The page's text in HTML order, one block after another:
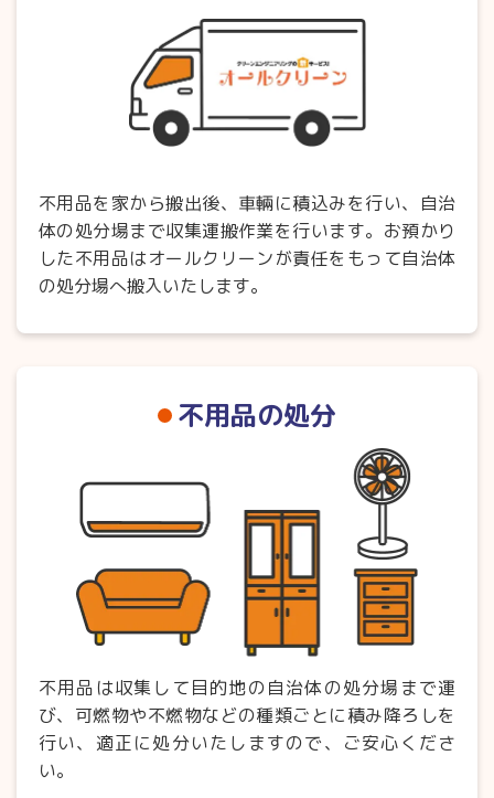
不用品を家から搬出後、車輛に積込みを行い、自治
体の処分場まで収集運搬作業を行います。お預かり
した不用品はオールクリーンが責任をもって自治体
の処分場へ搬入いたします。
不用品の処分
不用品は収集して目的地の自治体の処分場まで運
び、可燃物や不燃物などの種類ごとに積み降ろしを
行い、適正に処分いたしますので、ご安心くださ
い。